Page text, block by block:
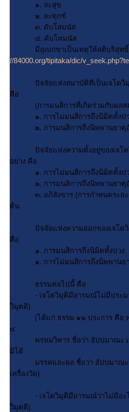
๑. ละสุข
๒. ละทุกข์
๓. ดับโสมนัส
๔. ดับโทมนัส
มีอุเบกขาเป็นเหตุให้สติบริสุทธิ์
//84000.org/tipitaka/dic/
ปัจจัยแห่งสมาบัติที่เป็นเจโตวิมุ
คือ
(การมนสิการที่เกิดร่วมกับผลส
๑. การไม่มนสิการถึงนิมิตทั้งปว
๒. การมนสิการถึงนิพพานธาตุ
ปัจจัยแห่งความตั้งอยู่ของเจโต
อย่าง คือ
๑. การไม่มนสิการถึงนิมิตทั้งป
๒. การมนสิการถึงนิพพานธาตุ
๓. อภิสังขาร (การกำหนดระยะเว
ต้น
ปัจจัยแห่งความออกของเจโตวิ
คือ
๑. การมนสิการถึงนิมิตทั้งปวง
๑. การไม่มนสิการถึงนิพพานธา
ธรรมต่อไปนี้ คือ
- เจโตวิมุติมีอารมณ์ไม่มีประมา
วิมุตติ)
(ได้แก่ ธรรม ๑๒ ประการ คือ พ
๔
พรหมวิหาร ชื่อว่า อัปปมาณะ เพ
มิได้
มรรคและผล ชื่อว่า อัปปมาณะ เ
เครื่องวัด)
- เจโตวิมุติมีอารมณ์ว่าไม่มีอะไ
วิมุตติ)